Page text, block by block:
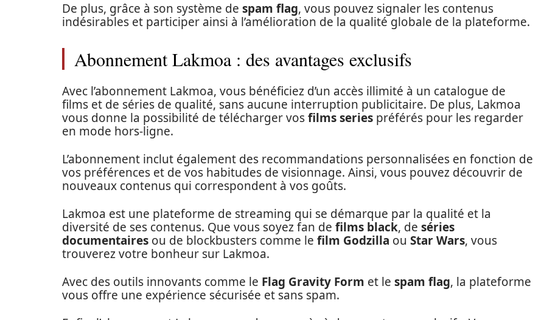
De plus, grâce à son système de spam flag, vous pouvez signaler les contenus
indésirables et participer ainsi à l’amélioration de la qualité globale de la plateforme.
Abonnement Lakmoa : des avantages exclusifs
Avec l’abonnement Lakmoa, vous bénéficiez d’un accès illimité à un catalogue de
films et de séries de qualité, sans aucune interruption publicitaire. De plus, Lakmoa
vous donne la possibilité de télécharger vosfilms series préférés pour les regarder
en mode hors-ligne.
L’abonnement inclut également des recommandations personnalisées en fonction de
vos préférences et de vos habitudes de visionnage. Ainsi, vous pouvez découvrir de
nouveaux contenus qui correspondent à vos goûts.
Lakmoa est une plateforme de streaming qui se démarque par la qualité et la
diversité de ses contenus. Que vous soyez fan de films black, de séries
documentaires ou de blockbusters comme le film Godzilla ou Star Wars, vous
trouverez votre bonheur sur Lakmoa.
Avec des outils innovants comme le Flag Gravity Form et le spam flag, la plateforme
vous offre une expérience sécurisée et sans spam.